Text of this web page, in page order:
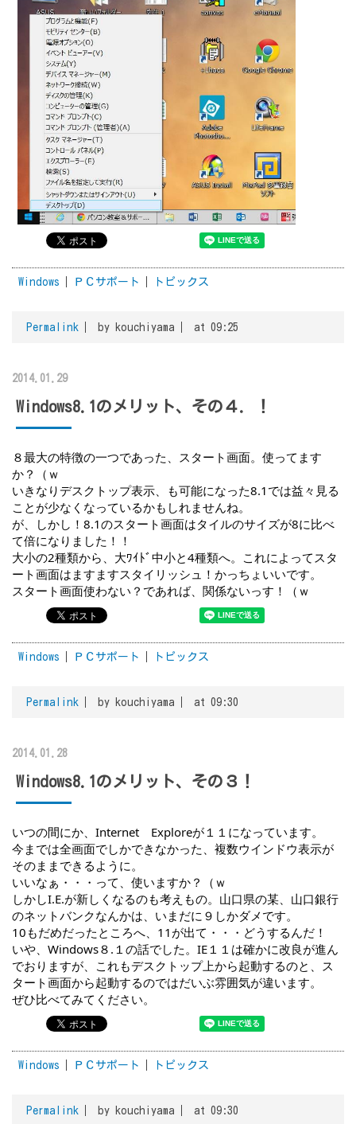
Windows ＰＣサポート トピックス
Permalink by kouchiyama at 09:25
2014.01.29
Windows8.1のメリット、その４．！
８最大の特徴の一つであった、スタート画面。使ってます
か？（ｗ
いきなりデスクトップ表示、も可能になった8.1では益々見る
ことが少なくなっているかもしれませんね。
が、しかし！8.1のスタート画面はタイルのサイズが8に比べ
て倍になりました！！
大小の2種類から、大ﾜｲﾄﾞ中小と4種類へ。これによってスタ
ート画面はますますスタイリッシュ！かっちょいいです。
スタート画面使わない？であれば、関係ないっす！（ｗ
Windows ＰＣサポート トピックス
Permalink by kouchiyama at 09:30
2014.01.28
Windows8.1のメリット、その３！
いつの間にか、Internet　Exploreが１１になっています。
今までは全画面でしかできなかった、複数ウインドウ表示が
そのままできるように。
いいなぁ・・・って、使いますか？（ｗ
しかしI.E.が新しくなるのも考えもの。山口県の某、山口銀行
のネットバンクなんかは、いまだに９しかダメです。
10もだめだったところへ、11が出て・・・どうするんだ！
いや、Windows８.１の話でした。IE１１は確かに改良が進ん
でおりますが、これもデスクトップ上から起動するのと、ス
タート画面から起動するのではだいぶ雰囲気が違います。
ぜひ比べてみてください。
Windows ＰＣサポート トピックス
Permalink by kouchiyama at 09:30